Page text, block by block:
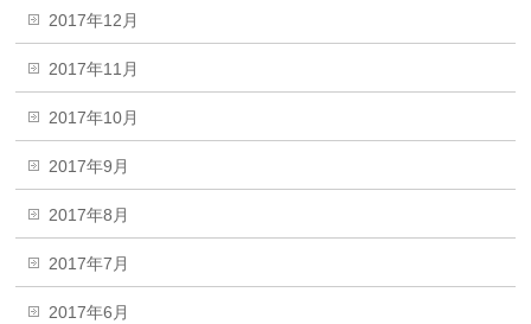
2017年12月
2017年11月
2017年10月
2017年9月
2017年8月
2017年7月
2017年6月